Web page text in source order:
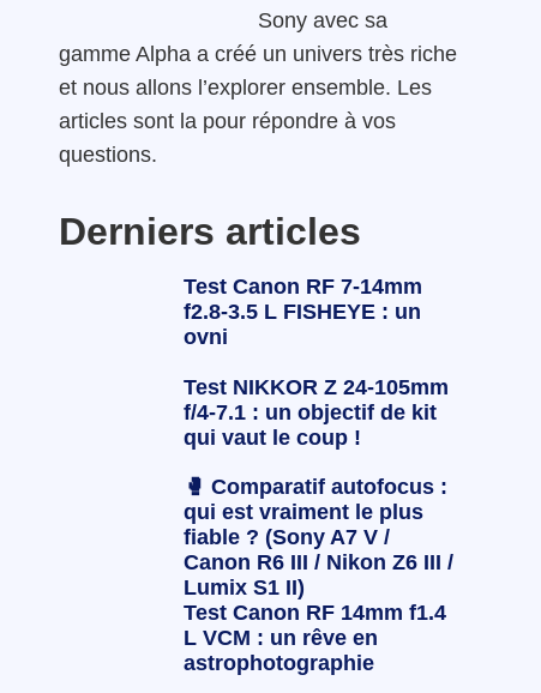
Sony avec sa
gamme Alpha a créé un univers très riche
et nous allons l’explorer ensemble. Les
articles sont la pour répondre à vos
questions.
Derniers articles
Test Canon RF 7-14mm
f2.8-3.5 L FISHEYE : un
ovni
Test NIKKOR Z 24-105mm
f/4-7.1 : un objectif de kit
qui vaut le coup !
🥊 Comparatif autofocus :
qui est vraiment le plus
fiable ? (Sony A7 V /
Canon R6 III / Nikon Z6 III /
Lumix S1 II)
Test Canon RF 14mm f1.4
L VCM : un rêve en
astrophotographie